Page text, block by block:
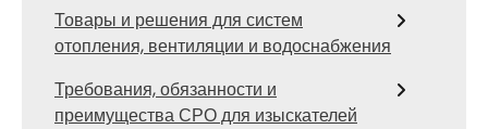
Товары и решения для систем
отопления, вентиляции и водоснабжения
Требования, обязанности и
преимущества СРО для изыскателей